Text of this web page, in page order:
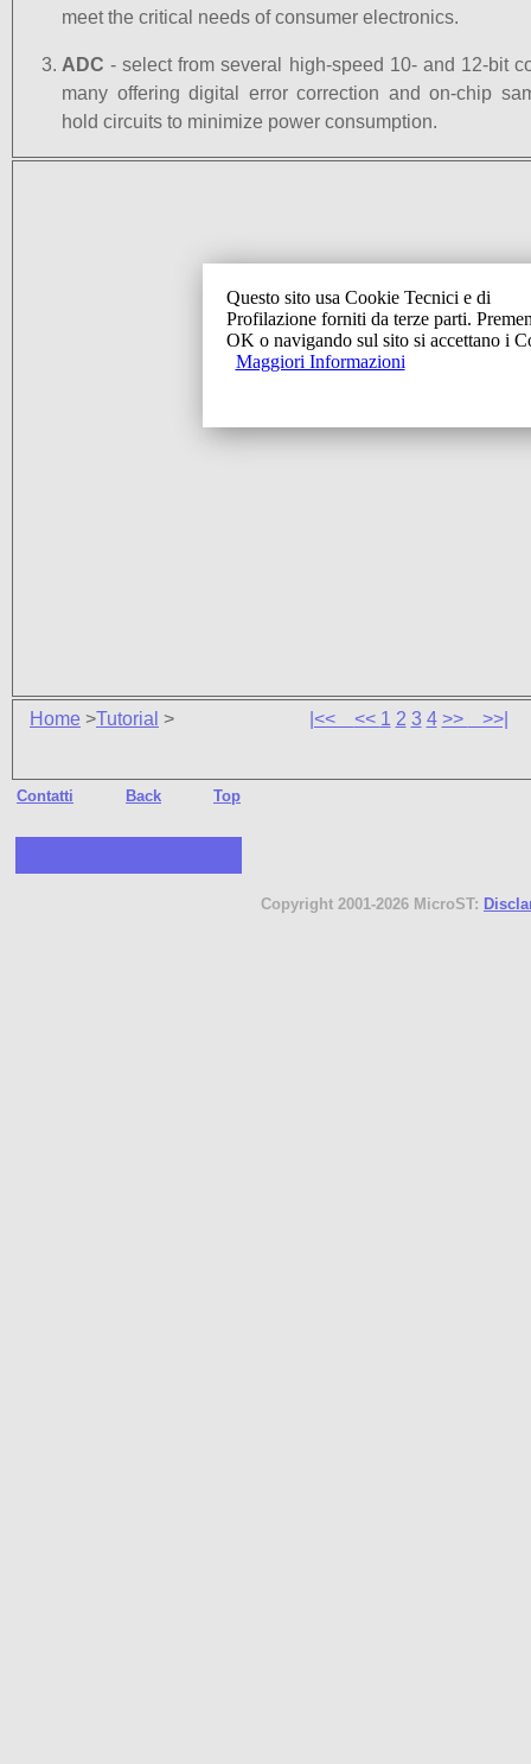
meet the critical needs of consumer electronics.
ADC- select from several high-speed 10- and 12-bit
many offering digital error correction and on-chip
hold circuits to minimize power consumption.
Home >Tutorial > |<< << 1 2 3 4 >> >>|
Contatti Back Top
Copyright 2001-2026 MicroST:
Questo sito usa Cookie Tecnici e di
Profilazione forniti da terze parti.
OK o navigando sul sito si accettano i
Maggiori Informazioni